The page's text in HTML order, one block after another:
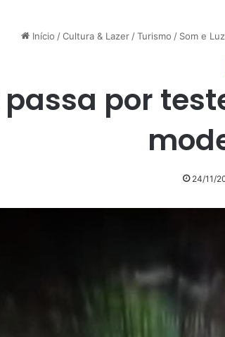
Início /Cultura & Lazer /Turismo / Som e
passa por
24/11/